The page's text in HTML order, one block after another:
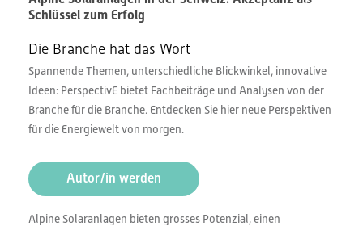
Schlüssel zum Erfolg
Die Branche hat das Wort
Spannende Themen, unterschiedliche Blickwinkel, innovative
Ideen: PerspectivE bietet Fachbeiträge und Analysen von der
Branche für die Branche. Entdecken Sie hier neue Perspektiven
für die Energiewelt von morgen.
Autor/in werden
Alpine Solaranlagen bieten grosses Potenzial, einen